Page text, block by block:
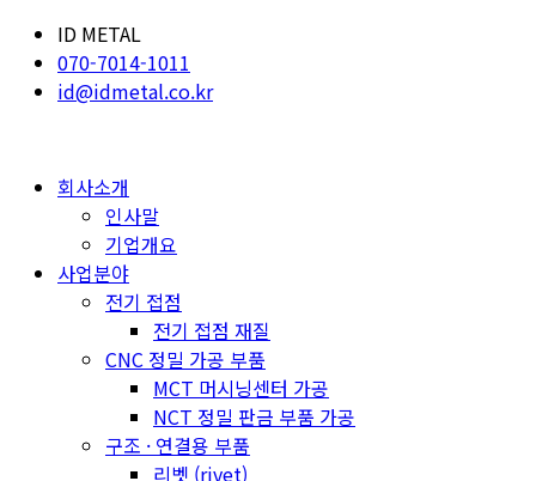
ID METAL
070-7014-1011
id@idmetal.co.kr
회사소개
인사말
기업개요
사업분야
전기 접점
전기 접점 재질
CNC 정밀 가공 부품
MCT 머시닝센터 가공
NCT 정밀 판금 부품 가공
구조 · 연결용 부품
리벳 (rivet)